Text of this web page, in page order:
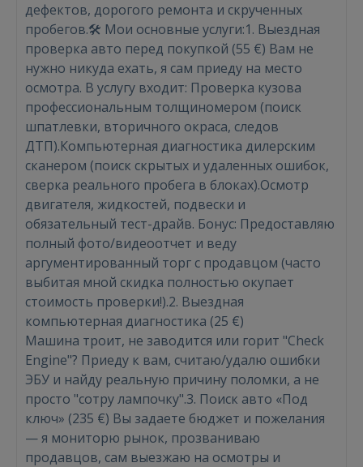
Войти
дефектов, дорогого ремонта и скрученных
пробегов.🛠 Мои основные услуги:1. Выездная
проверка авто перед покупкой (55 €) Вам не
нужно никуда ехать, я сам приеду на место
осмотра. В услугу входит: Проверка кузова
профессиональным толщиномером (поиск
шпатлевки, вторичного окраса, следов
ДТП).Компьютерная диагностика дилерским
сканером (поиск скрытых и удаленных ошибок,
сверка реального пробега в блоках).Осмотр
двигателя, жидкостей, подвески и
обязательный тест-драйв. Бонус: Предоставляю
полный фото/видеоотчет и веду
аргументированный торг с продавцом (часто
выбитая мной скидка полностью окупает
стоимость проверки!).2. Выездная
компьютерная диагностика (25 €)
Машина троит, не заводится или горит "Check
Engine"? Приеду к вам, считаю/удалю ошибки
ЭБУ и найду реальную причину поломки, а не
просто "сотру лампочку".3. Поиск авто «Под
ключ» (235 €) Вы задаете бюджет и пожелания
— я мониторю рынок, прозваниваю
продавцов, сам выезжаю на осмотры и